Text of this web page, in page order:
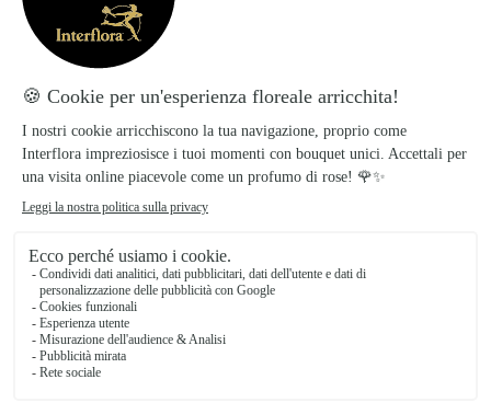
gesto​.
Realizzato con ingredienti naturali e prodotti
di qualità.
Preparato con amore, consegnato con
cura!
I prodotti Interflora sono preparati e confezionati il
giorno stesso della consegna per garantire la
freschezza dei fiori.
La consegna, in giornata o su appuntamento, viene